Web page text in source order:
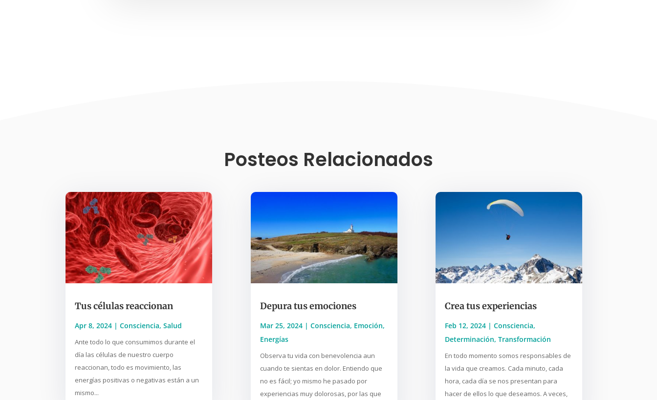
Posteos Relacionados
Tus células reaccionan
Apr 8, 2024 |Consciencia,Salud
Ante todo lo que consumimos durante el
día las células de nuestro cuerpo
reaccionan, todo es movimiento, las
energías positivas o negativas están a un
mismo...
Depura tus emociones
Mar 25, 2024| Consciencia, Emoción,
Energías
Observa tu vida con benevolencia aun
cuando te sientas en dolor. Entiendo que
no es fácil; yo mismo he pasado por
experiencias muy dolorosas, por las que
Crea tus experiencias
Feb 12, 2024| Consciencia,
Determinación, Transformación
En todo momento somos responsables de
la vida que creamos. Cada minuto, cada
hora, cada día se nos presentan para
hacer de ellos lo que deseamos. A veces,